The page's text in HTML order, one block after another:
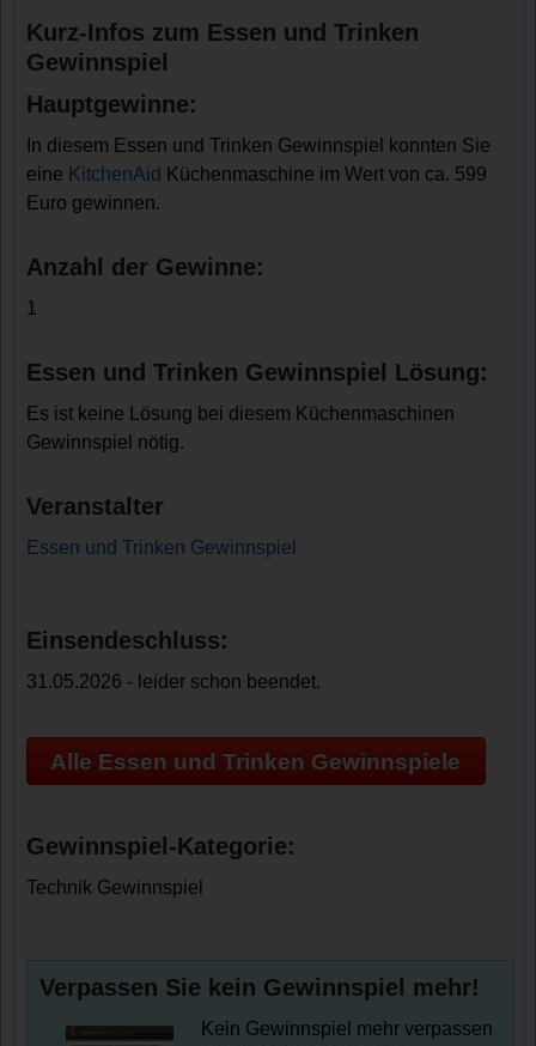
Kurz-Infos zum Essen und Trinken
Gewinnspiel
Hauptgewinne:
In diesem Essen und Trinken Gewinnspiel konnten Sie
eine KitchenAid Küchenmaschine im Wert von ca. 599
Euro gewinnen.
Anzahl der Gewinne:
1
Essen und Trinken Gewinnspiel Lösung:
Es ist keine Lösung bei diesem Küchenmaschinen
Gewinnspiel nötig.
Veranstalter
Essen und Trinken Gewinnspiel
Einsendeschluss:
31.05.2026 - leider schon beendet.
Alle Essen und Trinken Gewinnspiele
Gewinnspiel-Kategorie:
Technik Gewinnspiel
Verpassen Sie kein Gewinnspiel mehr!
Kein Gewinnspiel mehr verpassen